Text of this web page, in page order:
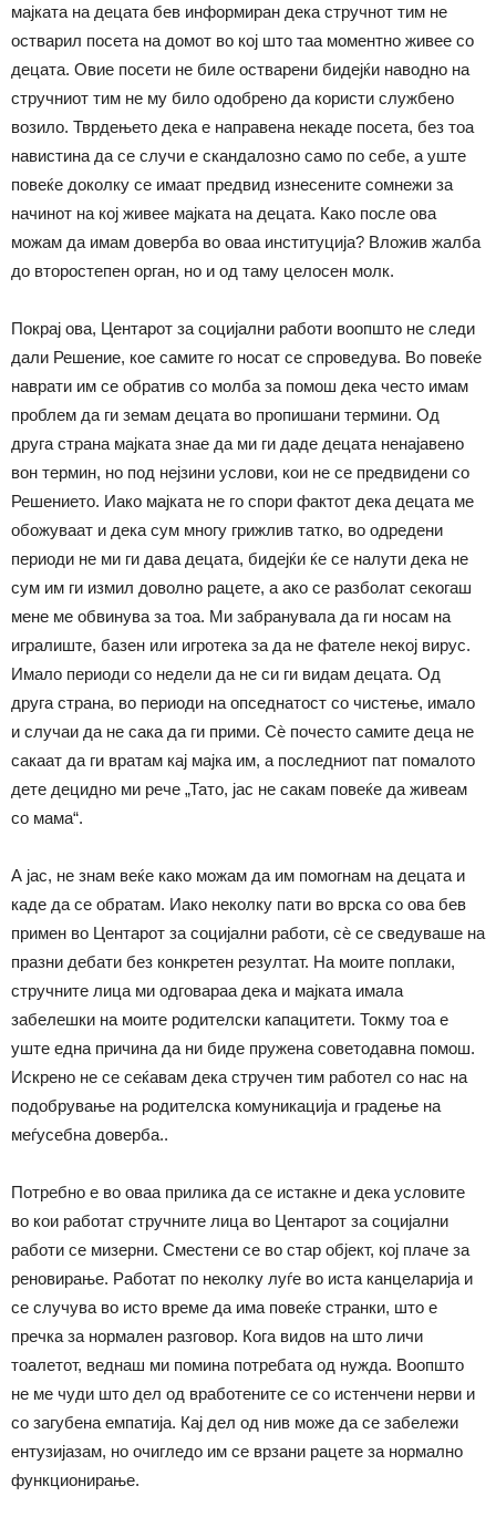
мајката на децата бев информиран дека стручнот тим не
остварил посета на домот во кој што таа моментно живее со
децата. Овие посети не биле остварени бидејќи наводно на
стручниот тим не му било одобрено да користи службено
возило. Тврдењето дека е направена некаде посета, без тоа
навистина да се случи е скандалозно само по себе, а уште
повеќе доколку се имаат предвид изнесените сомнежи за
начинот на кој живее мајката на децата. Како после ова
можам да имам доверба во оваа институција? Вложив жалба
до второстепен орган, но и од таму целосен молк.
Покрај ова, Центарот за социјални работи воопшто не следи
дали Решение, кое самите го носат се спроведува. Во повеќе
наврати им се обратив со молба за помош дека често имам
проблем да ги земам децата во пропишани термини. Од
друга страна мајката знае да ми ги даде децата ненајавено
вон термин, но под нејзини услови, кои не се предвидени со
Решението. Иако мајката не го спори фактот дека децата ме
обожуваат и дека сум многу грижлив татко, во одредени
периоди не ми ги дава децата, бидејќи ќе се налути дека не
сум им ги измил доволно рацете, а ако се разболат секогаш
мене ме обвинува за тоа. Ми забранувала да ги носам на
игралиште, базен или игротека за да не фателе некој вирус.
Имало периоди со недели да не си ги видам децата. Од
друга страна, во периоди на опседнатост со чистење, имало
и случаи да не сака да ги прими. Сѐ почесто самите деца не
сакаат да ги вратам кај мајка им, а последниот пат помалото
дете децидно ми рече „Тато, јас не сакам повеќе да живеам
со мама“.
А јас, не знам веќе како можам да им помогнам на децата и
каде да се обратам. Иако неколку пати во врска со ова бев
примен во Центарот за социјални работи, сѐ се сведуваше на
празни дебати без конкретен резултат. На моите поплаки,
стручните лица ми одговараа дека и мајката имала
забелешки на моите родителски капацитети. Токму тоа е
уште една причина да ни биде пружена советодавна помош.
Искрено не се сеќавам дека стручен тим работел со нас на
подобрување на родителска комуникација и градење на
меѓусебна доверба..
Потребно е во оваа прилика да се истакне и дека условите
во кои работат стручните лица во Центарот за социјални
работи се мизерни. Сместени се во стар објект, кој плаче за
реновирање. Работат по неколку луѓе во иста канцеларија и
се случува во исто време да има повеќе странки, што е
пречка за нормален разговор. Кога видов на што личи
тоалетот, веднаш ми помина потребата од нужда. Воопшто
не ме чуди што дел од вработените се со истенчени нерви и
со загубена емпатија. Кај дел од нив може да се забележи
ентузијазам, но очигледо им се врзани рацете за нормално
функционирање.